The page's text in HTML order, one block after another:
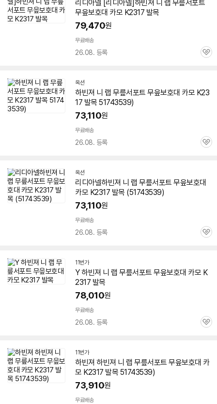
리디아넬 [리디아넬]하빈져 니 랩 무릎서포트
무읖보호대 카모 K2317 발목
79,470원
무료배송
26.08. 등록
관
옥션
하빈져 니 랩 무릎서포트 무읖보호대 카모 K23
17 발목 51743539)
73,110원
무료배송
26.08. 등록
관
옥션
리디아넬하빈져 니 랩 무릎서포트 무읖보호대
카모 K2317 발목 (51743539)
73,110원
무료배송
26.08. 등록
관
11번가
Y 하빈져 니 랩 무릎서포트 무읖보호대 카모 K
2317 발목
78,010원
무료배송
26.08. 등록
관
11번가
하빈져 하빈져 니 랩 무릎서포트 무읖보호대 카
모 K2317 발목 51743539)
73,910원
무료배송